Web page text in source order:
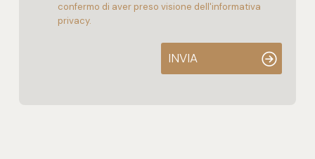
confermo di aver preso visione dell'informativa
privacy.
INVIA